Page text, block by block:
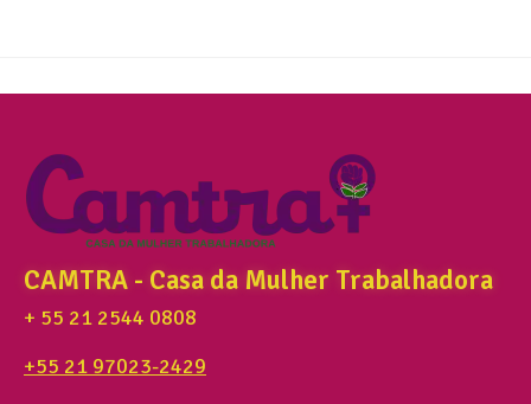
CAMTRA - Casa da Mulher Trabalhadora
+ 55 21 2544 0808
+55 21 97023-2429